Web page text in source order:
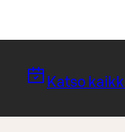
Katso